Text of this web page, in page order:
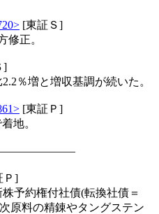
[東証Ｓ]
修正。
]
％増と増収基調が続いた。
[東証Ｐ]
地。
Ｐ]
予約権付社債(転換社債＝
原料の精錬やタングステン